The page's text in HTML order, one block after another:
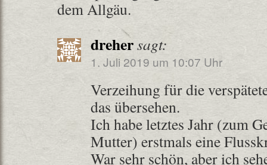
dem Allgäu.
drehersagt:
1. Juli 2019 um 10:07 Uhr
Verzeihung für die
das übersehen.
Ich habe letztes Jahr (zum
Mutter) erstmals eine
War sehr schön, aber ich